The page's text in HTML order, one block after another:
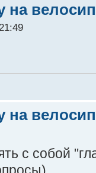
на
на
с собой